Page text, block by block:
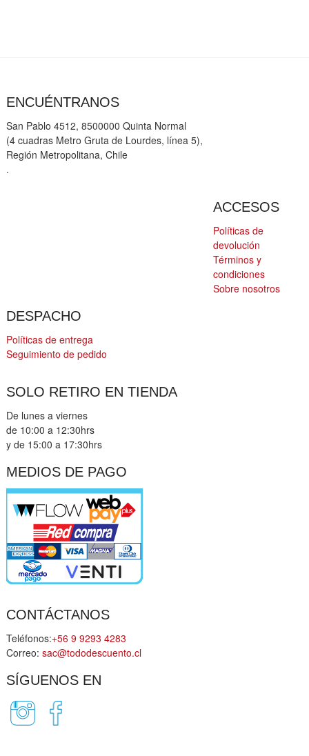
ENCUÉNTRANOS
San Pablo 4512, 8500000 Quinta Normal
(4 cuadras Metro Gruta de Lourdes, línea 5),
Región Metropolitana, Chile
.
ACCESOS
Políticas de
devolución
Términos y
condiciones
Sobre nosotros
DESPACHO
Políticas de entrega
Seguimiento de pedido
SOLO RETIRO EN TIENDA
De lunes a viernes
de 10:00 a 12:30hrs
y de 15:00 a 17:30hrs
MEDIOS DE PAGO
CONTÁCTANOS
Teléfonos:+56 9 9293 4283
Correo: sac@tododescuento.cl
SÍGUENOS EN